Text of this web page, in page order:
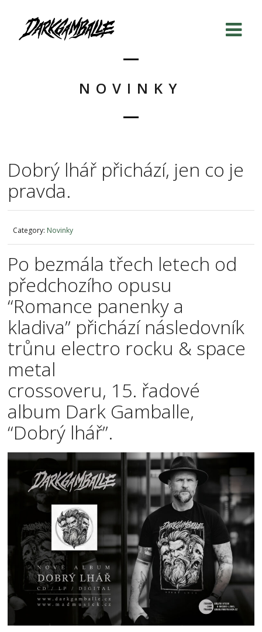
NOVINKY
Dobrý lhář přichází, jen co je
pravda.
Category: Novinky
Po bezmála třech letech od
předchozího opusu
“Romance panenky a
kladiva” přichází následovník
trůnu electro rocku & space
metal
crossoveru, 15. řadové
album Dark Gamballe,
“Dobrý lhář”.